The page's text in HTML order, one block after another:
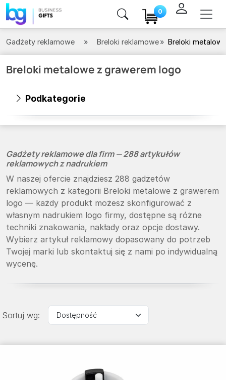
0
Gadżety reklamowe Breloki reklamowe Breloki
Breloki metalowe z grawerem logo
Podkategorie
Gadżety reklamowe dla firm — 288 artykułów
reklamowych z nadrukiem
W naszej ofercie znajdziesz 288 gadżetów
reklamowych z kategorii Breloki metalowe z grawerem
logo — każdy produkt możesz skonfigurować z
własnym nadrukiem logo firmy, dostępne są różne
techniki znakowania, nakłady oraz opcje dostawy.
Wybierz artykuł reklamowy dopasowany do potrzeb
Twojej marki lub skontaktuj się z nami po indywidualną
wycenę.
Sortuj wg: